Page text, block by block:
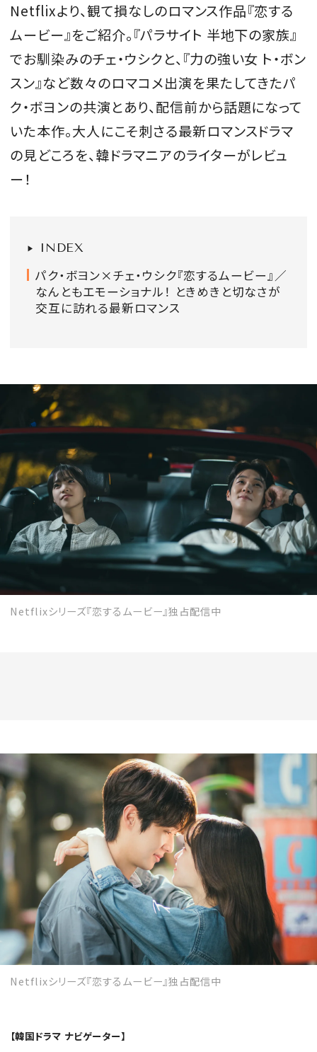
FORTUNE
SDGs
MAGAZINE
会員登録
「The SPUR Club」。
めます。
ログイン・新規会員登録
FOLLOW US
MAGAZINE
SPUR 2026 JULY
2026年9月号
Netflixより、観て損なしのロマンス作品『恋する
ムービー』をご紹介。『パラサイト 半地下の家族』
でお馴染みのチェ・ウシクと、『力の強い女 ト・ボン
スン』など数々のロマコメ出演を果たしてきたパ
ク・ボヨンの共演とあり、配信前から話題になって
いた本作。大人にこそ刺さる最新ロマンスドラマ
の見どころを、韓ドラマニアのライターがレビュ
ー！
INDEX
パク・ボヨン×チェ・ウシク『恋するムービー』／
なんともエモーショナル！ ときめきと切なさが
交互に訪れる最新ロマンス
Netflixシリーズ『恋するムービー』独占配信中
Netflixシリーズ『恋するムービー』独占配信中
【韓国ドラマ ナビゲーター】